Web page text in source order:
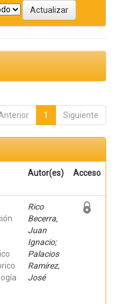
1 Siguiente
Autor(es) Acceso
Rico
Becerra,
Juan
Ignacio;
Palacios
Ramírez,
José